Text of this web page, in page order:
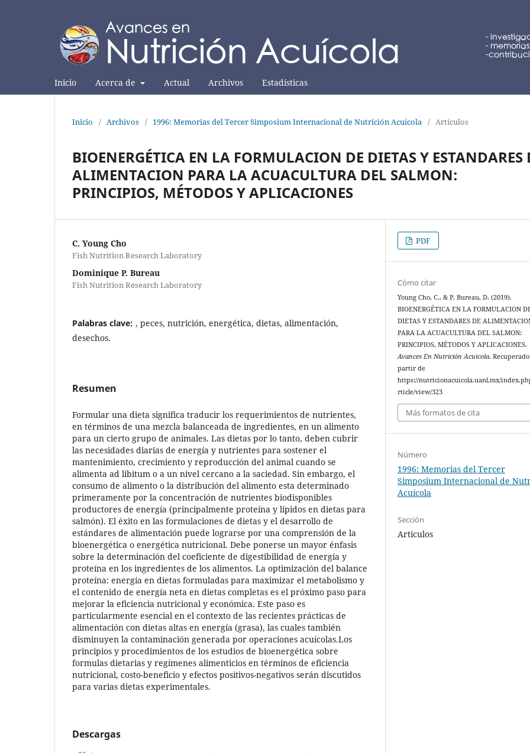
Inicio Acerca de Actual Archivos Estadísticas
Inicio / Archivos / 1996: Memorias del Tercer Simposium Internacional de Nutrición Acuícola / Artículos
BIOENERGÉTICA EN LA FORMULACION DE DIETAS Y ESTANDARES
ALIMENTACION PARA LA ACUACULTURA DEL SALMON:
PRINCIPIOS, MÉTODOS Y APLICACIONES
C. Young Cho
Fish Nutrition Research Laboratory
Dominique P. Bureau
Fish Nutrition Research Laboratory
Palabras clave: , peces, nutrición, energética, dietas, alimentación,
desechos.
Resumen
Formular una dieta significa traducir los requerimientos de nutrientes,
en términos de una mezcla balanceada de ingredientes, en un alimento
para un cierto grupo de animales. Las dietas por lo tanto, deben cubrir
las necesidades diarias de energía y nutrientes para sostener el
mantenimiento, crecimiento y reproducción del animal cuando se
alimenta ad libitum o a un nivel cercano a la saciedad. Sin embargo, el
consumo de alimento o la distribución del alimento esta determinado
primeramente por la concentración de nutrientes biodisponibles
productores de energía (principalmente proteína y lípidos en dietas para
salmón). El éxito en las formulaciones de dietas y el desarrollo de
estándares de alimentación puede lograrse por una comprensión de la
bioenergética o energética nutricional. Debe ponerse un mayor énfasis
sobre la determinación del coeficiente de digestibilidad de energía y
proteína en los ingredientes de los alimentos. La optimización del balance
proteína: energía en dietas formuladas para maximizar el metabolismo y
el contenido de energía neta en dietas completas es el próximo paso para
mejorar la eficiencia nutricional y económica. Este paso es
particularmente esencial en el contexto de las recientes prácticas de
alimentación con dietas altas en energía (grasa), las cuales también
disminuyen la contaminación generada por operaciones acuícolas.Los
principios y procedimientos de los estudios de bioenergética sobre
formulas dietarias y regímenes alimenticios en términos de eficiencia
nutricional, costo-beneficio y efectos positivos-negativos serán discutidos
para varias dietas experimentales.
Descargas
PDF
Cómo citar
Young Cho, C., & P. Bureau, D. (2019).
BIOENERGÉTICA EN LA FORMULACION
DIETAS Y ESTANDARES DE
PARA LA ACUACULTURA DEL SALMON:
PRINCIPIOS, MÉTODOS Y APLICACIONES.
Avances En Nutrición Acuicola.
partir de
https://nutricionacuicola.uanl.mx/
rticle/view/323
Más formatos de cita
Número
1996: Memorias del Tercer
Simposium Internacional de
Acuícola
Sección
Artículos